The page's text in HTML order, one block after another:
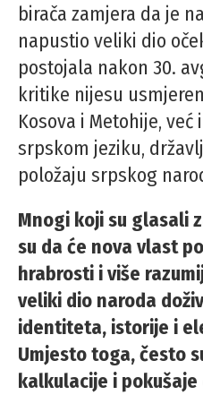
birača zamjera da je
napustio veliki dio
postojala nakon 30.
kritike nijesu
Kosova i Metohije,
srpskom jeziku,
položaju srpskog
Mnogi koji su glasali
su da će nova vlast
hrabrosti i više
veliki dio naroda
identiteta, istorije i
Umjesto toga, često
kalkulacije i